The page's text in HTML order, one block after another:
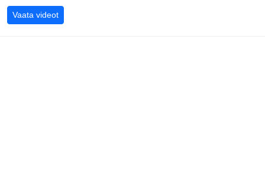
Vaata videotAustraalia GP 2008 - võistlus, Timo Glock